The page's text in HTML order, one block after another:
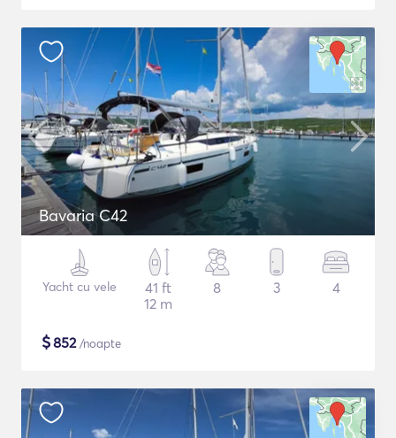
Bavaria C42
Yacht cu vele
41 ft
12 m
8 3 4
$852/noapte